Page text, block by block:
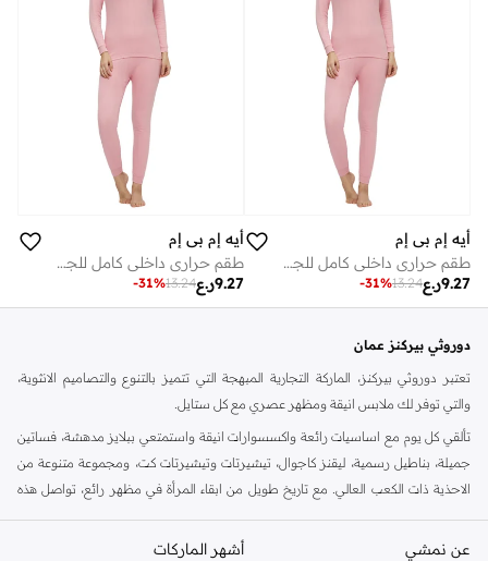
أيه إم بي إم
طقم حراري داخلي كامل للجسم للنساء - وردي
ر.ع9.27
13.24
-31%
أيه إم بي إم
طقم حراري داخلي كامل للجسم للنساء - وردي
ر.ع9.27
13.24
-31%
دوروثي بيركنز عمان
تعتبر دوروثي بيركنز، الماركة التجارية المبهجة التي تتميز بالتنوع والتصاميم الانثوية،
والتي توفر لك ملابس انيقة ومظهر عصري مع كل ستايل.
تألقي كل يوم مع اساسيات رائعة واكسسوارات انيقة واستمتعي ببلايز مدهشة، فساتين
جميلة، بناطيل رسمية، ليقنز كاجوال، تيشيرتات وتيشيرتات كت، ومجموعة متنوعة من
الاحذية ذات الكعب العالي. مع تاريخ طويل من ابقاء المرأة في مظهر رائع، تواصل هذه
كنت تقومين بتجديد خزانة ملابسك الملائمة للعمل، البحث عن فستان مثالي للحفلات او
عن نمشي أشهر الماركات